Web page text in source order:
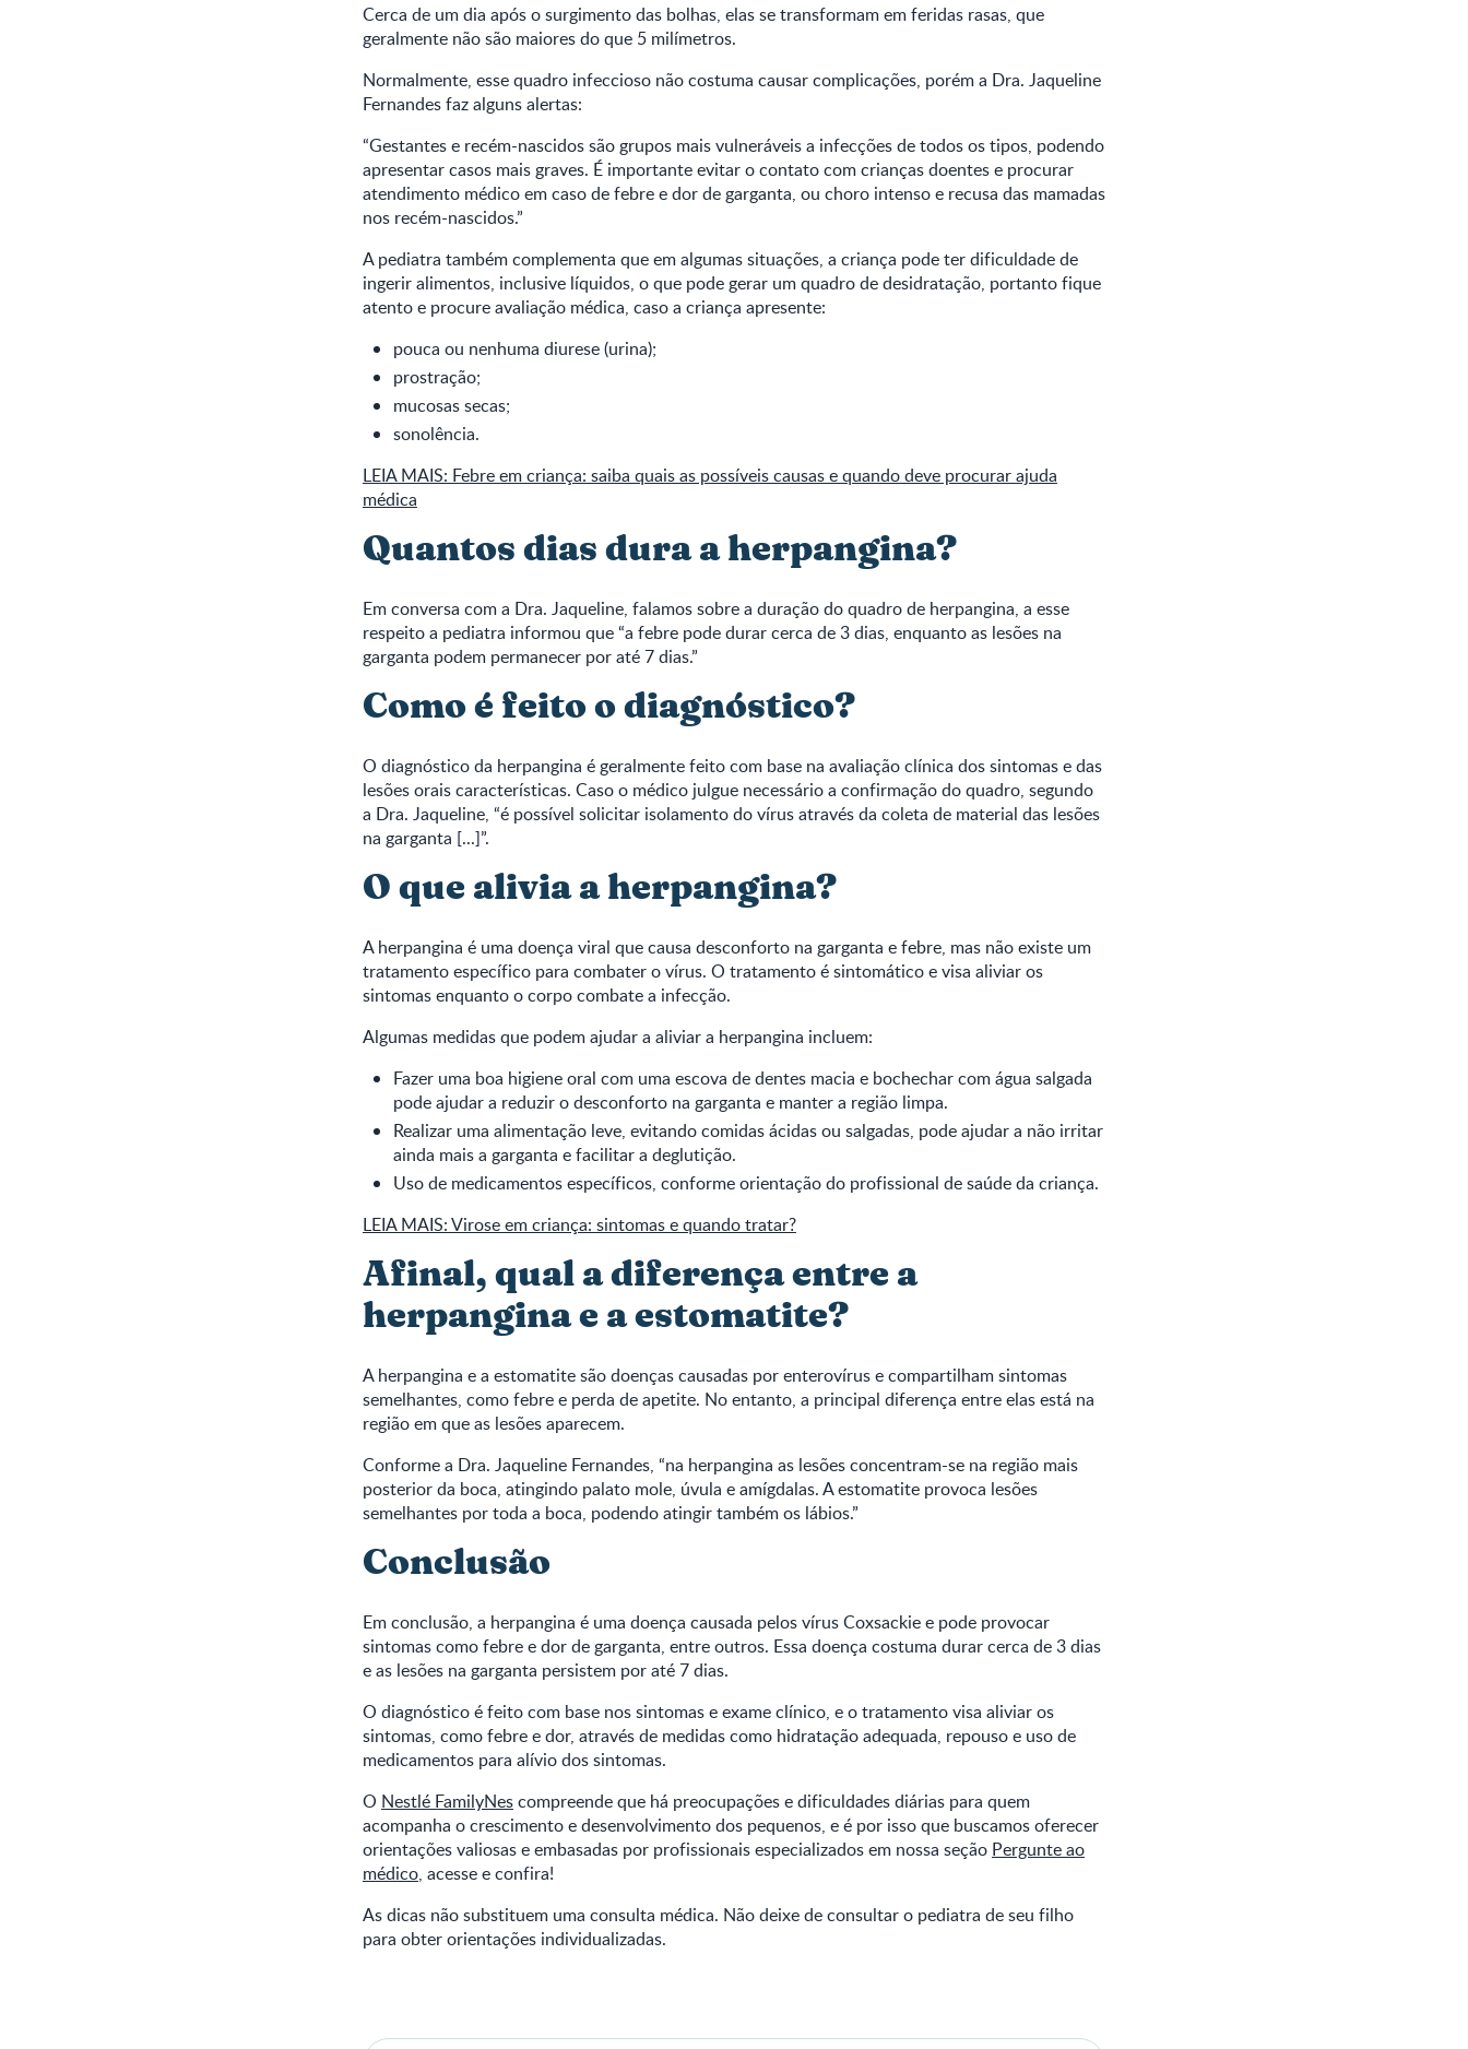
Cerca de um dia após o surgimento das bolhas, elas se transformam em feridas rasas, que
geralmente não são maiores do que 5 milímetros.
Normalmente, esse quadro infeccioso não costuma causar complicações, porém a Dra. Jaqueline
Fernandes faz alguns alertas:
“Gestantes e recém-nascidos são grupos mais vulneráveis a infecções de todos os tipos, podendo
apresentar casos mais graves. É importante evitar o contato com crianças doentes e procurar
atendimento médico em caso de febre e dor de garganta, ou choro intenso e recusa das mamadas
nos recém-nascidos.”
A pediatra também complementa que em algumas situações, a criança pode ter dificuldade de
ingerir alimentos, inclusive líquidos, o que pode gerar um quadro de desidratação, portanto fique
atento e procure avaliação médica, caso a criança apresente:
pouca ou nenhuma diurese (urina);
prostração;
mucosas secas;
sonolência.
LEIA MAIS: Febre em criança: saiba quais as possíveis causas e quando deve procurar ajuda
médica
Quantos dias dura a herpangina?
Em conversa com a Dra. Jaqueline, falamos sobre a duração do quadro de herpangina, a esse
respeito a pediatra informou que “a febre pode durar cerca de 3 dias, enquanto as lesões na
garganta podem permanecer por até 7 dias.”
Como é feito o diagnóstico?
O diagnóstico da herpangina é geralmente feito com base na avaliação clínica dos sintomas e das
lesões orais características. Caso o médico julgue necessário a confirmação do quadro, segundo
a Dra. Jaqueline, “é possível solicitar isolamento do vírus através da coleta de material das lesões
na garganta [...]”.
O que alivia a herpangina?
A herpangina é uma doença viral que causa desconforto na garganta e febre, mas não existe um
tratamento específico para combater o vírus. O tratamento é sintomático e visa aliviar os
sintomas enquanto o corpo combate a infecção.
Algumas medidas que podem ajudar a aliviar a herpangina incluem:
Fazer uma boa higiene oral com uma escova de dentes macia e bochechar com água salgada
pode ajudar a reduzir o desconforto na garganta e manter a região limpa.
Realizar uma alimentação leve, evitando comidas ácidas ou salgadas, pode ajudar a não irritar
ainda mais a garganta e facilitar a deglutição.
Uso de medicamentos específicos, conforme orientação do profissional de saúde da criança.
LEIA MAIS: Virose em criança: sintomas e quando tratar?
Afinal, qual a diferença entre a
herpangina e a estomatite?
A herpangina e a estomatite são doenças causadas por enterovírus e compartilham sintomas
semelhantes, como febre e perda de apetite. No entanto, a principal diferença entre elas está na
região em que as lesões aparecem.
Conforme a Dra. Jaqueline Fernandes, “na herpangina as lesões concentram-se na região mais
posterior da boca, atingindo palato mole, úvula e amígdalas. A estomatite provoca lesões
semelhantes por toda a boca, podendo atingir também os lábios.”
Conclusão
Em conclusão, a herpangina é uma doença causada pelos vírus Coxsackie e pode provocar
sintomas como febre e dor de garganta, entre outros. Essa doença costuma durar cerca de 3 dias
e as lesões na garganta persistem por até 7 dias.
O diagnóstico é feito com base nos sintomas e exame clínico, e o tratamento visa aliviar os
sintomas, como febre e dor, através de medidas como hidratação adequada, repouso e uso de
medicamentos para alívio dos sintomas.
O Nestlé FamilyNescompreende que há preocupações e dificuldades diárias para quem
acompanha o crescimento e desenvolvimento dos pequenos, e é por isso que buscamos oferecer
orientações valiosas e embasadas por profissionais especializados em nossa seção Pergunte ao
médico, acesse e confira!
As dicas não substituem uma consulta médica. Não deixe de consultar o pediatra de seu filho
para obter orientações individualizadas.